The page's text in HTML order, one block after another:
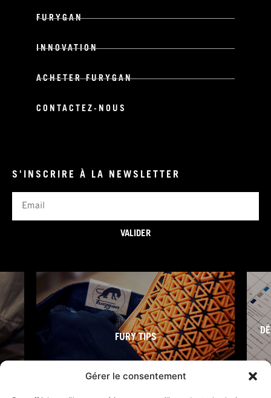
Gérer le consentement
FURYGAN
INNOVATION
ACHETER FURYGAN
CONTACTEZ-NOUS
S'INSCRIRE À LA NEWSLETTER
VALIDER
FURY TIPS